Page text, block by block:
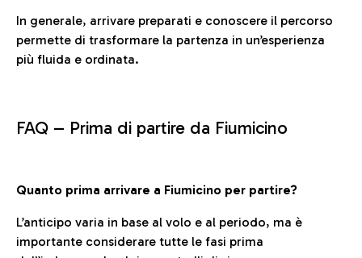
In generale, arrivare preparati e conoscere il percorso
permette di trasformare la partenza in un’esperienza
più fluida e ordinata.
FAQ – Prima di partire da Fiumicino
Quanto prima arrivare a Fiumicino per partire?
L’anticipo varia in base al volo e al periodo, ma è
importante considerare tutte le fasi prima